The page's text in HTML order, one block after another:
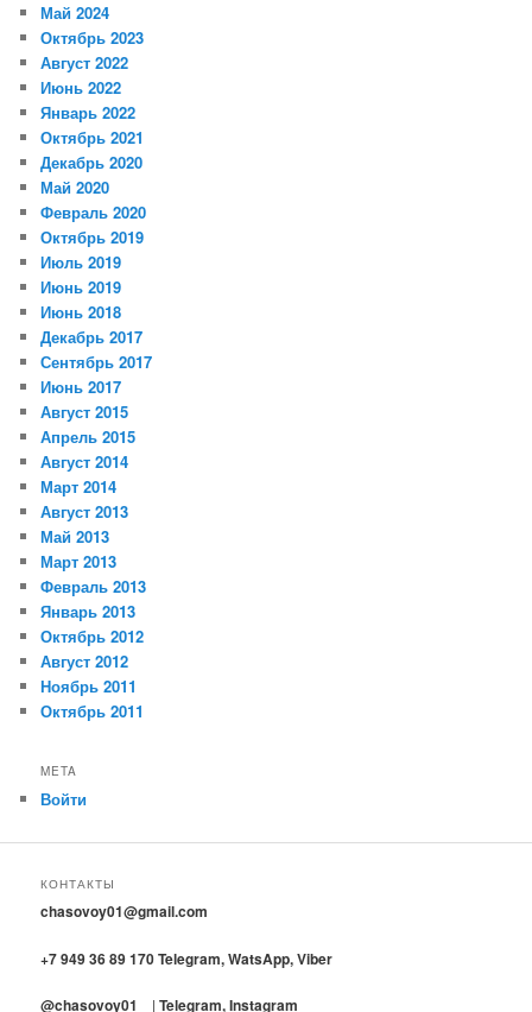
Май 2024
Октябрь 2023
Август 2022
Июнь 2022
Январь 2022
Октябрь 2021
Декабрь 2020
Май 2020
Февраль 2020
Октябрь 2019
Июль 2019
Июнь 2019
Июнь 2018
Декабрь 2017
Сентябрь 2017
Июнь 2017
Август 2015
Апрель 2015
Август 2014
Март 2014
Август 2013
Май 2013
Март 2013
Февраль 2013
Январь 2013
Октябрь 2012
Август 2012
Ноябрь 2011
Октябрь 2011
META
Войти
КОНТАКТЫ
chasovoy01@gmail.com
+7 949 36 89 170 Telegram, WatsApp, Viber
@chasovoy01 |Telegram, Instagram